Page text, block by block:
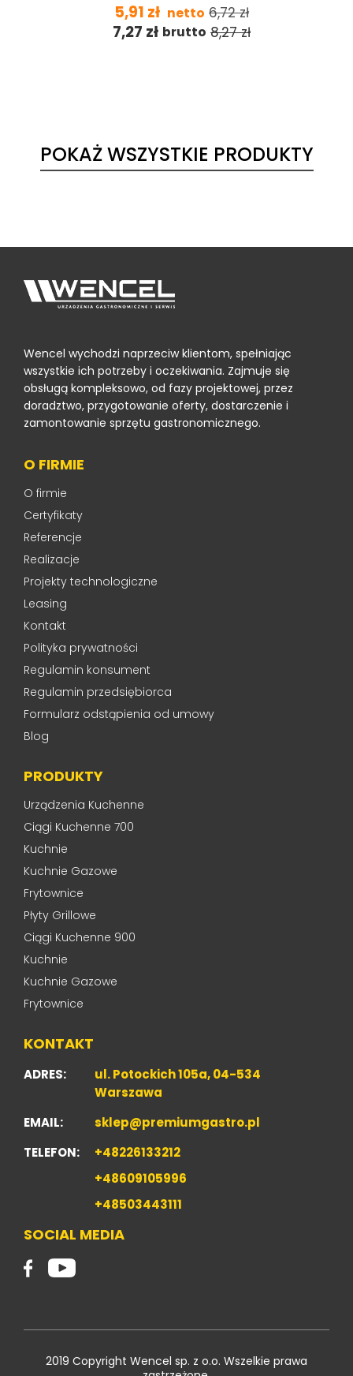
5,91 zł netto 6,72zł
7,27 zł brutto 8,27zł
POKAŻ WSZYSTKIE PRODUKTY
Wencel wychodzi naprzeciw klientom, spełniając
wszystkie ich potrzeby i oczekiwania. Zajmuje się
obsługą kompleksowo, od fazy projektowej, przez
doradztwo, przygotowanie oferty, dostarczenie i
zamontowanie sprzętu gastronomicznego.
O FIRMIE
O firmie
Certyfikaty
Referencje
Realizacje
Projekty technologiczne
Leasing
Kontakt
Polityka prywatności
Regulamin konsument
Regulamin przedsiębiorca
Formularz odstąpienia od umowy
Blog
PRODUKTY
Urządzenia Kuchenne
Ciągi Kuchenne 700
Kuchnie
Kuchnie Gazowe
Frytownice
Płyty Grillowe
Ciągi Kuchenne 900
Kuchnie
Kuchnie Gazowe
Frytownice
KONTAKT
ADRES:
ul. Potockich 105a, 04-534
Warszawa
EMAIL:
sklep@premiumgastro.pl
TELEFON:
+48226133212
+48609105996
+48503443111
SOCIAL MEDIA
2019 Copyright Wencel sp. z o.o. Wszelkie prawa